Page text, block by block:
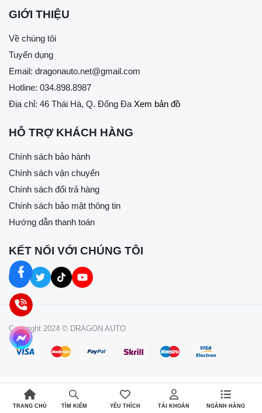
GIỚI THIỆU
Về chúng tôi
Tuyển dụng
Email: dragonauto.net@gmail.com
Hotline: 034.898.8987
Địa chỉ: 46 Thái Hà, Q. Đống Đa Xem bản đồ
HỖ TRỢ KHÁCH HÀNG
Chính sách bảo hành
Chính sách vận chuyển
Chính sách đổi trả hàng
Chính sách bảo mật thông tin
Hướng dẫn thanh toán
KẾT NỐI VỚI CHÚNG TÔI
Copyright 2024 © DRAGON AUTO
TRANG CHỦ TÌM KIẾM YÊU THÍCH TÀI KHOẢN NGÀNH HÀNG